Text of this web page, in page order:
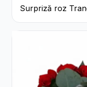
Surpriză roz